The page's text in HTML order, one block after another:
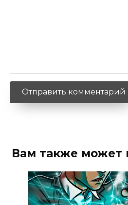
Вам также может